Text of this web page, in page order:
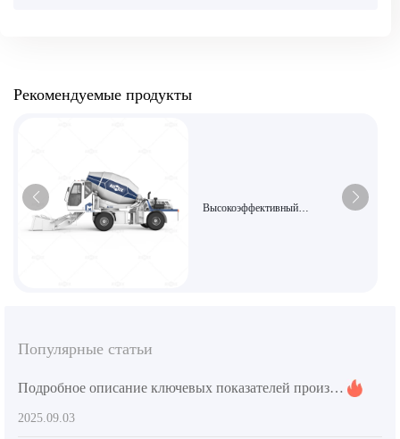
Рекомендуемые продукты
Высокоэффективный
Популярные статьи
Подробное описание ключевых показателей производительности оборудования для смешивания бетона и требования к сертификации качества на экспортном рынке
2025.09.03